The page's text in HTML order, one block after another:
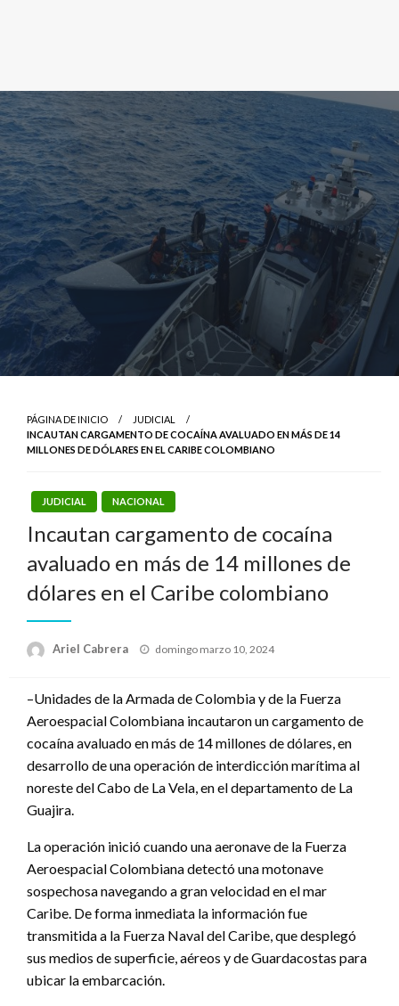
PÁGINA DE INICIO
JUDICIAL
INCAUTAN CARGAMENTO DE COCAÍNA AVALUADO EN MÁS DE 14
MILLONES DE DÓLARES EN EL CARIBE COLOMBIANO
JUDICIAL NACIONAL
Incautan cargamento de cocaína
avaluado en más de 14 millones de
dólares en el Caribe colombiano
Ariel Cabrera
Publicado
domingo marzo 10, 2024
–Unidades de la Armada de Colombia y de la Fuerza
Aeroespacial Colombiana incautaron un cargamento de
cocaína avaluado en más de 14 millones de dólares, en
desarrollo de una operación de interdicción marítima al
noreste del Cabo de La Vela, en el departamento de La
Guajira.
La operación inició cuando una aeronave de la Fuerza
Aeroespacial Colombiana detectó una motonave
sospechosa navegando a gran velocidad en el mar
Caribe. De forma inmediata la información fue
transmitida a la Fuerza Naval del Caribe, que desplegó
sus medios de superficie, aéreos y de Guardacostas para
ubicar la embarcación.